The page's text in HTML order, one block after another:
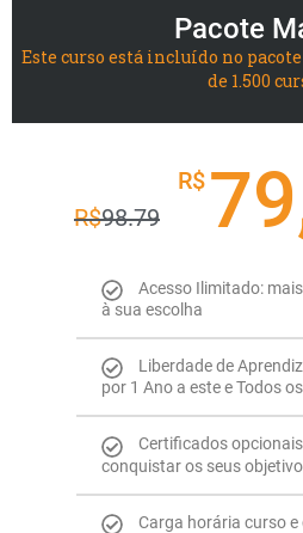
Pacote
Este curso está incluído no
de 1.500
R$98.79
R$
Acesso Ilimitado:
à sua escolha
Liberdade de
por 1 Ano a este e Todos
Certificados
conquistar os seus
Carga horária curso